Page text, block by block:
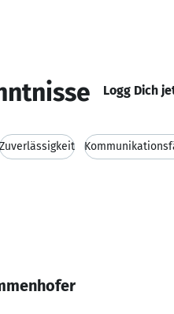
Logg Dich
Zuverlässigkeit